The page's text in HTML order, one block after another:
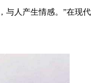
人产生情感。”在现